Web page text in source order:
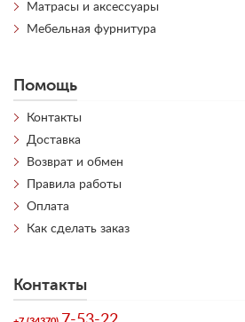
Матрасы и аксессуары
Мебельная фурнитура
Помощь
Контакты
Доставка
Возврат и обмен
Правила работы
Оплата
Как сделать заказ
Контакты